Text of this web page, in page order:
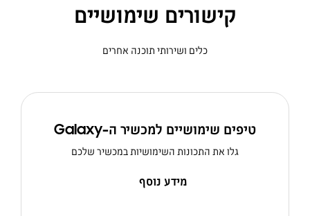
קישורים שימושיים
כלים ושירותי תוכנה אחרים
טיפים שימושיים למכשיר ה-Galaxy
גלו את התכונות השימושיות במכשיר שלכם
מידע נוסף